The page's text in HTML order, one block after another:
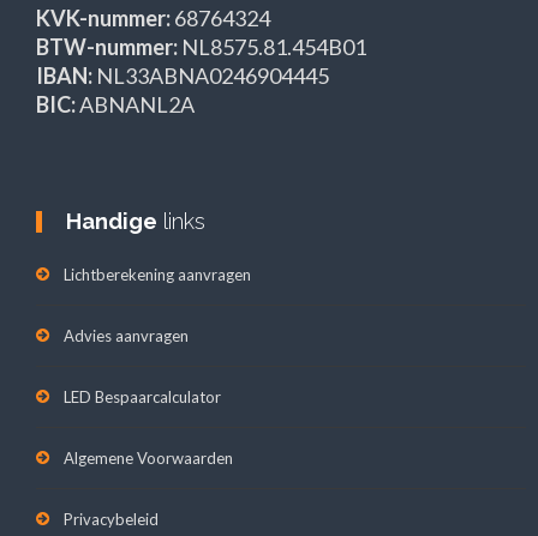
KVK-nummer:68764324
BTW-nummer: NL8575.81.454B01
IBAN: NL33ABNA0246904445
BIC:ABNANL2A
Handige links
Lichtberekening aanvragen
Advies aanvragen
LED Bespaarcalculator
Algemene Voorwaarden
Privacybeleid